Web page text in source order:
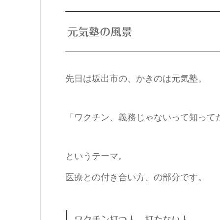
元気塾の風景
先日は坂出市の、かきのは元気塾。
「ワクチン、義務じゃないって知って
というテーマ。
医療との付き合い方、の部分です。